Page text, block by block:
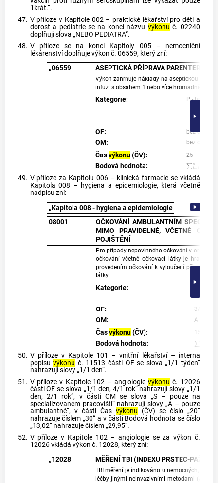
1krát.“.
47. V příloze v Kapitole 002 – praktické lékařství pro děti a
dorost a pediatrie se na konci názvu výkonu č. 02240
doplňují slova „NEBO PEDIATRA“.
48. V příloze se na konci Kapitoly 005 – nemocniční
lékárenství doplňuje výkon č. 06559, který zní:
„06559 ASEPTICKÁ PŘÍPRAVA
Výkon zahrnuje náklady na aseptickou
infuzi s obsahem 1 nebo více hromadně
Kategorie: P - hrazen
OF: bez
OM: bez
Časvýkonu(ČV): 25
Bodová hodnota: ∑i=1
49. V příloze za Kapitolu 006 – klinická farmacie se vkládá
Kapitola 008 – hygiena a epidemiologie, která včetně
nadpisu zní:
„Kapitola 008 - hygiena a epidemiologie
08001
OČKOVÁNÍ AMBULANTNÍM
MIMO PRAVIDELNÉ, VČETNĚ
POJIŠTĚNÍ
Pro případy nepovinného očkování v
očkování včetně očkovací látky je hrazeno
provedením očkování k vyloučení případné
látky.
Kategorie:
OF: 3/1 den
OM: A -
Časvýkonu(ČV): 15
Bodová hodnota: ∑
50. V příloze v Kapitole 101 – vnitřní lékařství – interna
popisuvýkonu č. 11513 části OF se slova „1/1 týden“
nahrazují slovy „1/1 den“.
51. V příloze v Kapitole 102 – angiologievýkonu č. 12026
části OF se slova „1/1 den, 4/1 rok“ nahrazují slovy „1/1
den, 2/1 rok“, v části OM se slova „S – pouze na
specializovaném pracovišti“ nahrazují slovy „A – pouze
ambulantně“, v části Čas výkonu (ČV) se číslo „20“
nahrazuje číslem „30“ a v části Bodová hodnota se číslo
„13,02“ nahrazuje číslem „29,95“.
52. V příloze v Kapitole 102 – angiologie se za výkon č.
12026 vkládá výkon č. 12028, který zní:
„12028 MĚŘENÍ TBI (INDEXU PRSTEC-PAŽE)
TBI měření je indikováno u nemocných, kde
léčby jinými neinvazivními metodami (ABI -